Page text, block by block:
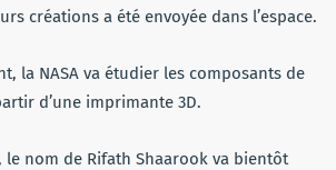
créations a été envoyée dans l’espace.
la NASA va étudier les composants de
d’une imprimante 3D.
le nom de Rifath Shaarook va bientôt